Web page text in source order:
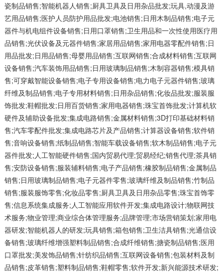
瓷制品销售;智能机器人销售;厨具卫具及日用杂品批发;玩具,动漫及游
艺用品销售;医护人员防护用品批发;电池销售;日用木制品销售;电子元
器件与机电组件设备销售;日用口罩销售;卫生用品和一次性使用医疗用
品销售;光伏设备及元器件销售;家居用品销售;家用电器零配件销售;日
用品批发;日用品销售;母婴用品销售;互联网销售;合成材料销售;互联网
设备销售;汽车装饰用品销售;日用玻璃制品销售;木制容器销售;模具销
售;可穿戴智能设备销售;电子专用设备销售;电力电子元器件销售;玻璃
纤维及制品销售;电子专用材料销售;日用杂品销售;化妆品批发;服装服
饰批发;鞋帽批发;日用百货销售;家用电器销售;珠宝首饰批发;计算机软
硬件及辅助设备批发;集成电路销售;金属材料销售;3D打印基础材料销
售;汽车零配件批发;集成电路芯片及产品销售;计算器设备销售;软件销
售;音响设备销售;纸制品销售;智能车载设备销售;软木制品销售;电子元
器件批发;人工智能硬件销售;国内贸易代理;贸易经纪;销售代理;茶具销
售;安防设备销售;服装辅料销售;电子产品销售;橡胶制品销售;金属制品
销售;日用玻璃制品销售;电子元器件零售;玻璃纤维及制品销售;竹制品
销售;服装服饰零售;化妆品零售;厨具卫具及日用杂品零售;珠宝首饰零
售;信息系统集成服务;人工智能应用软件开发;集成电路设计;物联网技
术服务;物业管理;商业综合体管理服务;品牌管理;市场营销策划;家用电
器研发;智能机器人的研发;玩具销售;箱包销售;卫生洁具销售;光通信设
备销售;玻璃纤维增强塑料制品销售;合成纤维销售;搪瓷制品销售;医用
口罩批发;美发饰品销售;针纺织品销售;互联网设备销售;包装材料及制
品销售;皮革销售;塑料制品销售;鞋帽零售;软件开发;新兴能源技术研发;